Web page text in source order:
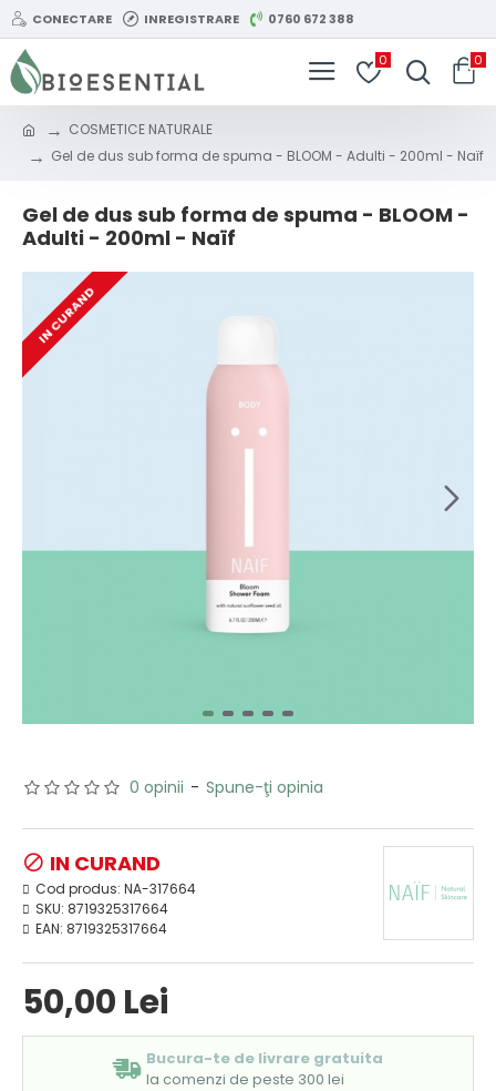
CONECTARE INREGISTRARE 0760 672 388
0 0
COSMETICE NATURALE
Gel de dus sub forma de spuma - BLOOM - Adulti - 200ml - Naïf
Gel de dus sub forma de spuma - BLOOM -
Adulti - 200ml - Naïf
IN CURAND
0 opinii - Spune-ţi opinia
50,00 Lei
IN CURAND
Cod produs: NA-317664
SKU: 8719325317664
EAN: 8719325317664
Bucura-te de livrare gratuita
la comenzi de peste 300 lei